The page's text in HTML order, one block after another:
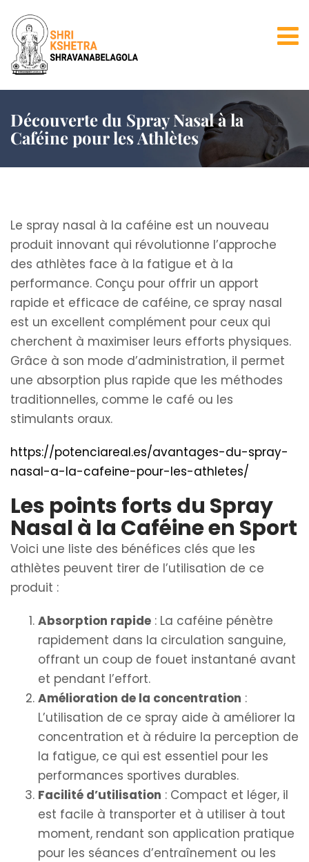
Découverte du Spray Nasal à la
Caféine pour les Athlètes
Le spray nasal à la caféine est un nouveau
produit innovant qui révolutionne l’approche
des athlètes face à la fatigue et à la
performance. Conçu pour offrir un apport
rapide et efficace de caféine, ce spray nasal
est un excellent complément pour ceux qui
cherchent à maximiser leurs efforts physiques.
Grâce à son mode d’administration, il permet
une absorption plus rapide que les méthodes
traditionnelles, comme le café ou les
stimulants oraux.
https://potenciareal.es/avantages-du-spray-
nasal-a-la-cafeine-pour-les-athletes/
Les points forts du Spray
Nasal à la Caféine en Sport
Voici une liste des bénéfices clés que les
athlètes peuvent tirer de l’utilisation de ce
produit :
Absorption rapide : La caféine pénètre
rapidement dans la circulation sanguine,
offrant un coup de fouet instantané avant
et pendant l’effort.
Amélioration de la concentration :
L’utilisation de ce spray aide à améliorer la
concentration et à réduire la perception de
la fatigue, ce qui est essentiel pour les
performances sportives durables.
Facilité d’utilisation : Compact et léger, il
est facile à transporter et à utiliser à tout
moment, rendant son application pratique
pour les séances d’entraînement ou les